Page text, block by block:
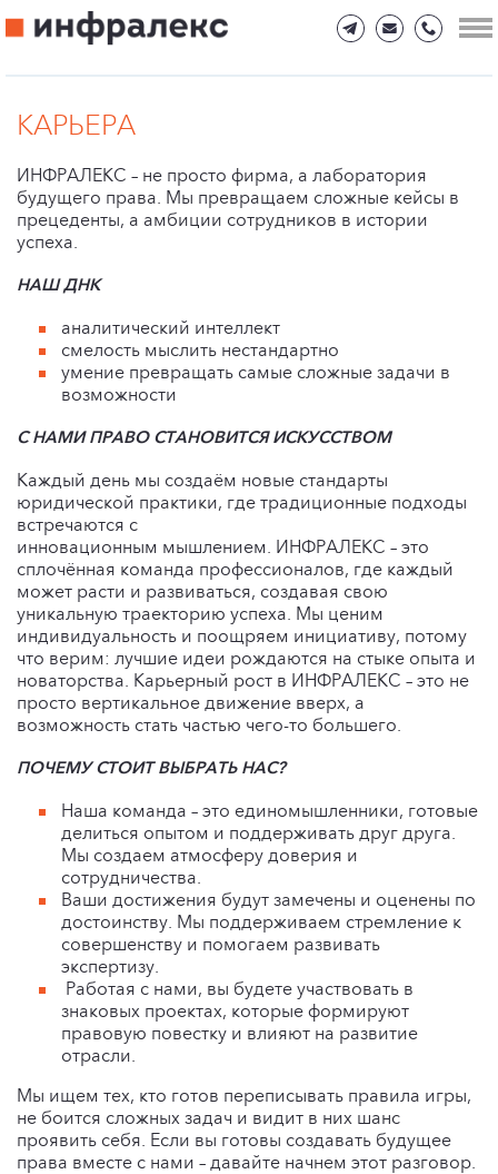
КАРЬЕРА
ИНФРАЛЕКС – не просто фирма, а лаборатория
будущего права. Мы превращаем сложные кейсы в
прецеденты, а амбиции сотрудников в истории
успеха.
НАШ ДНК
аналитический интеллект
смелость мыслить нестандартно
умение превращать самые сложные задачи в
возможности
С НАМИ ПРАВО СТАНОВИТСЯ ИСКУССТВОМ
Каждый день мы создаём новые стандарты
юридической практики, где традиционные подходы
встречаются с
инновационным мышлением. ИНФРАЛЕКС – это
сплочённая команда профессионалов, где каждый
может расти и развиваться, создавая свою
уникальную траекторию успеха. Мы ценим
индивидуальность и поощряем инициативу, потому
что верим: лучшие идеи рождаются на стыке опыта и
новаторства. Карьерный рост в ИНФРАЛЕКС – это не
просто вертикальное движение вверх, а
возможность стать частью чего-то большего.
ПОЧЕМУ СТОИТ ВЫБРАТЬ НАС?
Наша команда – это единомышленники, готовые
делиться опытом и поддерживать друг друга.
Мы создаем атмосферу доверия и
сотрудничества.
Ваши достижения будут замечены и оценены по
достоинству. Мы поддерживаем стремление к
совершенству и помогаем развивать
экспертизу.
Работая с нами, вы будете участвовать в
знаковых проектах, которые формируют
правовую повестку и влияют на развитие
отрасли.
Мы ищем тех, кто готов переписывать правила игры,
не боится сложных задач и видит в них шанс
проявить себя. Если вы готовы создавать будущее
права вместе с нами – давайте начнем этот разговор.